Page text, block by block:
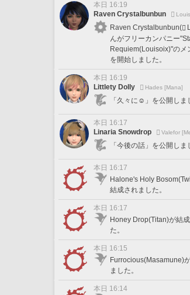
本日 16:19
Raven Crystalbunbun
Raven Crystalbunbun(
んがフリーカンパニー
Requiem(Louisoix)"のメ
を開始しました。
本日 16:19
Littlety Dolly
Hades [Mana]
「久々に☺️」を公開しま
本日 16:17
Linaria Snowdrop
Valefor
「今後の話」を公開しま
本日 16:17
Halone's Holy
結成されました。
本日 16:17
Honey Drop(Titan)が結
た。
本日 16:15
Furrocious(Masamune)
ました。
本日 16:14